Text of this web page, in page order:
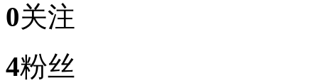
0关注
4粉丝